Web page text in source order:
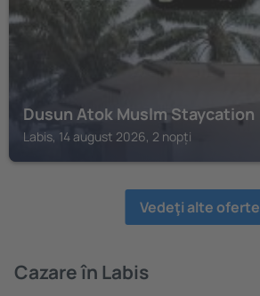
Dusun Atok Muslm Staycation
Labis, 14 august 2026, 2 nopți
Vedeţi alte oferte
Cazare în Labis